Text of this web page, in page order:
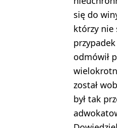
się do
którzy nie
odmówił
został
był tak